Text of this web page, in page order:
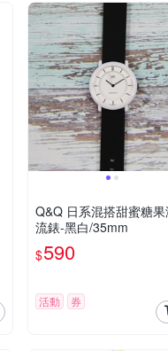
Q&Q 日系混搭甜蜜糖
流錶-黑白/35mm
$590
活動 券